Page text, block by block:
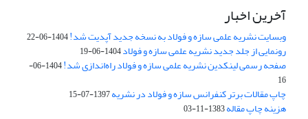
آخرین اخبار
وبسایت نشریه علمی سازه و فولاد به نسخه جدید آپدیت شد!1404-06-22
رونمایی از جلد جدید نشریه علمی سازه و فولاد1404-06-19
صفحه رسمی لینکدین نشریه علمی سازه و فولاد راه‌اندازی شد!
1404-06-
16
چاپ مقالات برتر کنفرانس سازه و فولاد در نشریه1397-07-15
هزینه چاپ مقاله1383-11-03